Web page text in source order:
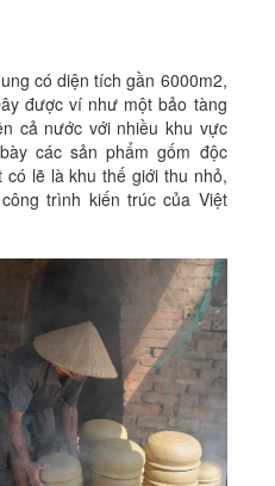
có diện tích gần 6000m2,
được ví như một bảo tàng
cả nước với nhiều khu vực
các sản phẩm gốm độc
lẽ là khu thế giới thu nhỏ,
trình kiến trúc của Việt